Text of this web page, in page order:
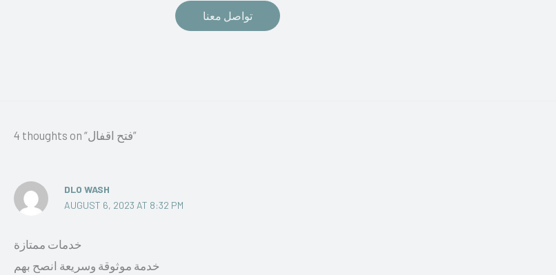
تواصل معنا
4 thoughts on “فتح اقفال”
DLO WASH
AUGUST 6, 2023 AT 8:32 PM
خدمات ممتازة
خدمة موثوقة وسريعة انصح بهم